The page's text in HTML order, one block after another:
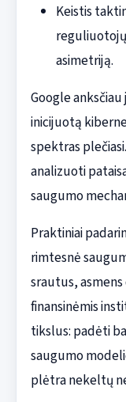
Keistis
asimetriją.
Google
inicijuotą
spektras
analizuoti
saugumo
Praktiniai
rimtesnė
srautus,
finansinėmis
tikslus: padėti
saugumo
plėtra nekeltų